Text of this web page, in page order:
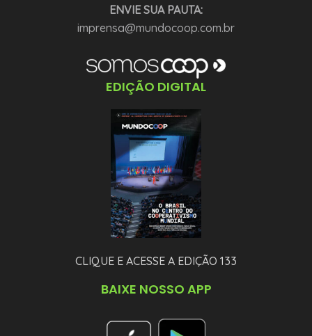
ENVIE SUA PAUTA:
imprensa@mundocoop.com.br
EDIÇÃO DIGITAL
CLIQUE E ACESSE A EDIÇÃO 133
BAIXE NOSSO APP